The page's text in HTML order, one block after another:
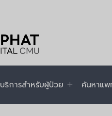
บริการสำหรับผู้ป่วย ค้นหาแ